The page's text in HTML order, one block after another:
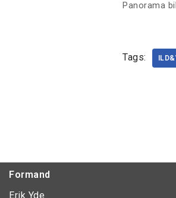
Panorama
Tags:
Formand
Erik Yde